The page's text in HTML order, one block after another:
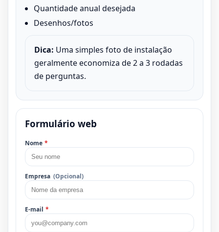
Quantidade anual desejada
Desenhos/fotos
Dica: Uma simples foto de instalação
geralmente economiza de 2 a 3 rodadas
de perguntas.
Formulário web
Nome *
Empresa (Opcional)
E-mail *